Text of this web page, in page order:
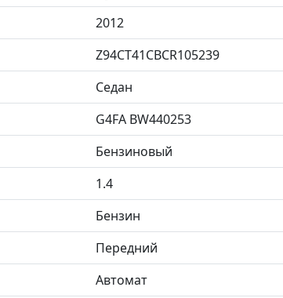
2012
Z94CT41CBCR105239
Седан
G4FA BW440253
Бензиновый
1.4
Бензин
Передний
Автомат